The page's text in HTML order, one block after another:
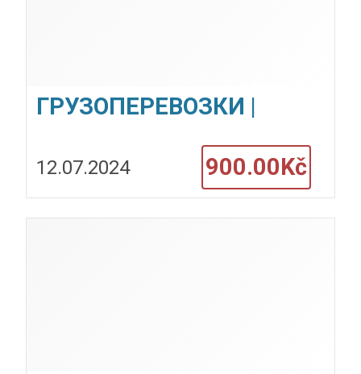
ГРУЗОПЕРЕВОЗКИ |
Прага | Чехия | Европпа
12.07.2024 900.00Kč